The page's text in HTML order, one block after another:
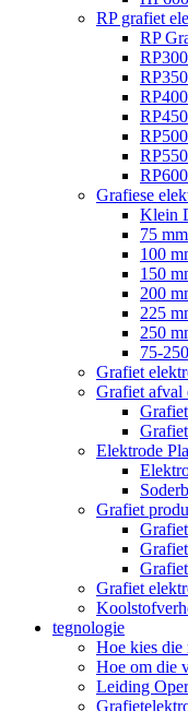
RP grafiet
RP
Grafiese
Klein
75
100
150
200
225
250
75-
Grafiet
Grafiet afval
Elektrode
Grafiet
Grafiet
tegnologie
Hoe kies die
Hoe om die
Leiding